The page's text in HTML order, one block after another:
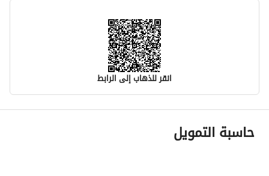
انقر للذهاب إلى الرابط
معلومات مسؤول الإعلان
اسم المسؤول
حاسبة التمويل